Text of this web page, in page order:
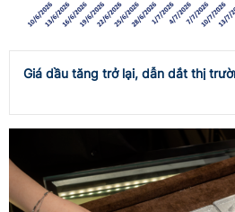
Giá dầu tăng trở lại, dẫn dắt thị